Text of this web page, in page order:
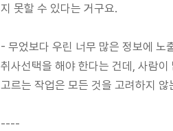
지 못할 수 있다는 거구요.
- 무었보다 우린 너무 많은 정보에 노
취사선택을 해야 한다는 건데, 사람
고르는 작업은 모든 것을 고려하지
----